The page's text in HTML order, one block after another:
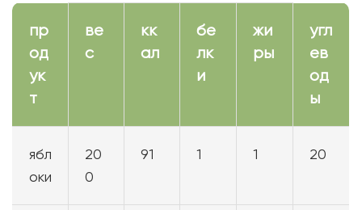
пр
од
ук
т
ве
с
кк
ал
бе
лк
и
жи
ры
угл
ев
од
ы
ябл
оки
20
0
91 1 1 20